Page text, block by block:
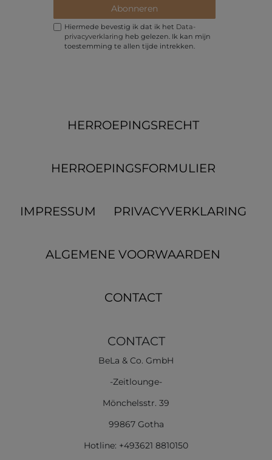
Abonneren
Hiermede bevestig ik dat ik het Data­
privacy­verklaring heb gelezen. Ik kan mijn
toestemming te allen tijde intrekken.
HERROEPINGS­RECHT
HERROEPINGS­FORMULIER
IMPRESSUM PRIVACYVERKLARING
ALGEMENE VOORWAARDEN
CONTACT
CONTACT
BeLa & Co. GmbH
-Zeitlounge-
Mönchelsstr. 39
99867 Gotha
Hotline: +493621 8810150